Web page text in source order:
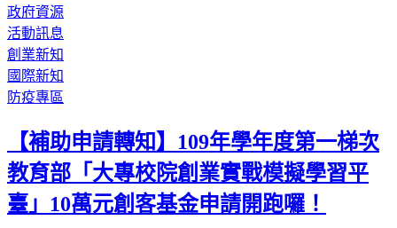
政府資源
活動訊息
創業新知
國際新知
防疫專區
【補助申請轉知】109年學年度第一梯次
教育部「大專校院創業實戰模擬學習平
臺」10萬元創客基金申請開跑囉！